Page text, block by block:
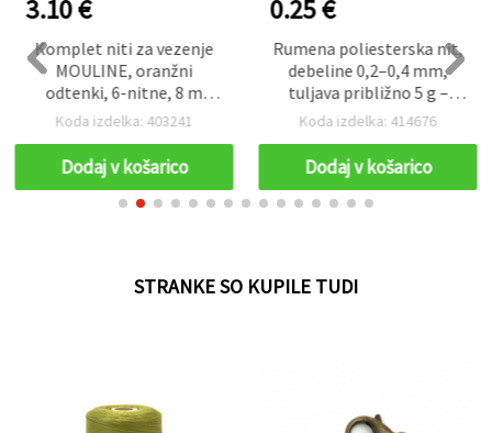
3.10 €
Komplet niti za vezenje
MOULINE, oranžni
odtenki, 6-nitne, 8 m
vsaka – pakiranje 12 kosov
Koda izdelka: 403241
Dodaj v košarico
0.25 €
Rumena poliesterska nit,
debeline 0,2–0,4 mm,
tuljava približno 5 g –
močna ustvarjalna vrvica
izdelavo nakita, makrame
in vezenje
Koda izdelka: 414676
Dodaj v košarico
STRANKE SO KUPILE TUDI